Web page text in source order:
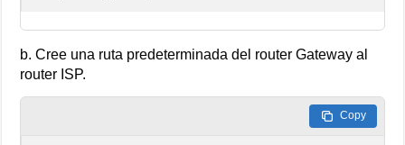
b. Cree una ruta predeterminada del router Gateway al
router ISP.
Copy